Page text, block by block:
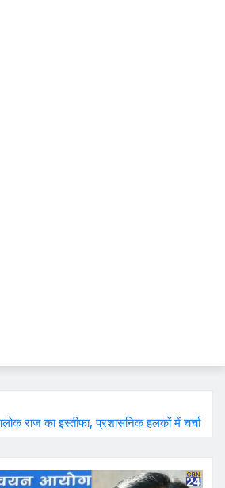
राज का इस्तीफा, प्रशासनिक हलकों में चर्चा